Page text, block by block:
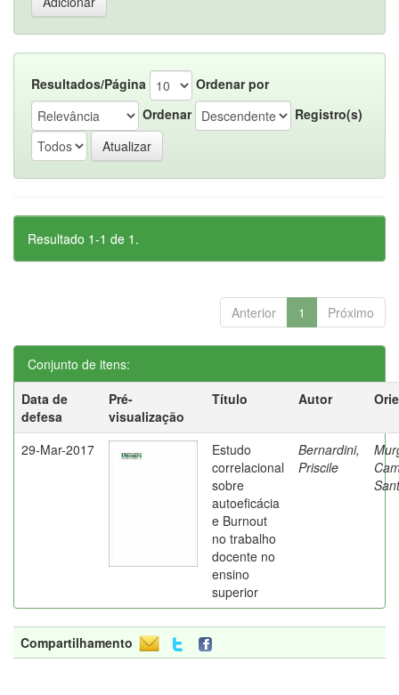
Resultados/Página
Ordenar por
Ordenar
Registro(s)
Resultado 1-1 de 1.
Anterior 1 Próximo
Conjunto de itens:
Data de
defesa
Pré-
visualização
Título Autor
29-Mar-2017
Estudo
correlacional
sobre
autoeficácia
e Burnout
no trabalho
docente no
ensino
superior
Bernardini,
Priscile
Compartilhamento